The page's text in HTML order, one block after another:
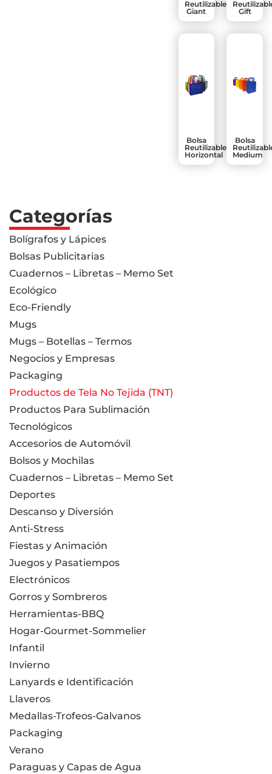
Reutilizable
Giant
Gift
Bolsa
Reutilizable
Horizontal
Bolsa
Medium
Categorías
Bolígrafos y Lápices
Bolsas Publicitarias
Cuadernos – Libretas – Memo Set
Ecológico
Eco-Friendly
Mugs
Mugs – Botellas – Termos
Negocios y Empresas
Packaging
Productos de Tela No Tejida (TNT)
Productos Para Sublimación
Tecnológicos
Accesorios de Automóvil
Bolsos y Mochilas
Cuadernos – Libretas – Memo Set
Deportes
Descanso y Diversión
Anti-Stress
Fiestas y Animación
Juegos y Pasatiempos
Electrónicos
Gorros y Sombreros
Herramientas-BBQ
Hogar-Gourmet-Sommelier
Infantil
Invierno
Lanyards e Identificación
Llaveros
Medallas-Trofeos-Galvanos
Packaging
Verano
Paraguas y Capas de Agua